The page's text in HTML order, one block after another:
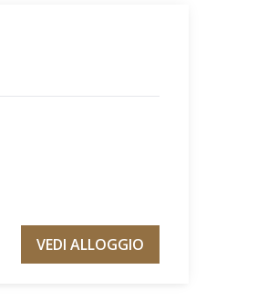
VEDI ALLOGGIO